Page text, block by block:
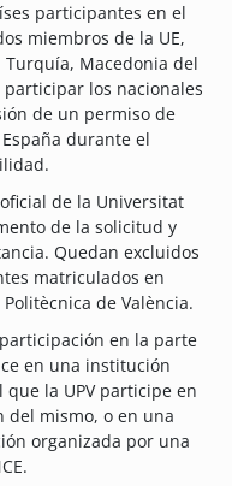
participantes en el
miembros de la UE,
Macedonia del
los nacionales
de un permiso de
durante el
de la Universitat
de la solicitud y
Quedan excluidos
matriculados en
de València.
en la parte
en una institución
que la UPV participe en
del mismo, o en una
organizada por una